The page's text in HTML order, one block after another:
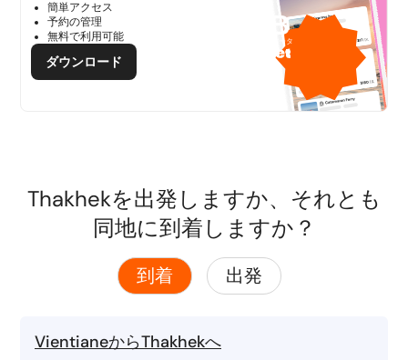
1GB
無料モバイルデータ
簡単アクセス
予約の管理
無料で利用可能
ダウンロード
Thakhekを出発しますか、それとも
同地に到着しますか？
到着 出発
VientianeからThakhekへ